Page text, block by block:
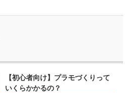
【初心者向け】プラモづくりって
いくらかかるの？